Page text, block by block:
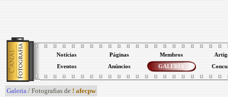
Notícias Páginas Membros
Eventos Anúncios GALERIA
Galeria / Fotografias de ! afecpw